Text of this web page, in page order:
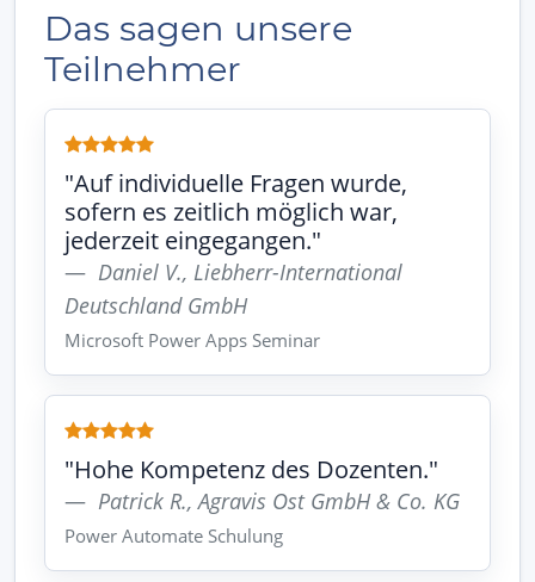
Das sagen unsere
Teilnehmer
"Auf individuelle Fragen wurde,
sofern es zeitlich möglich war,
jederzeit eingegangen."
Daniel V., Liebherr-International
Deutschland GmbH
Microsoft Power Apps Seminar
"Hohe Kompetenz des Dozenten."
Patrick R., Agravis Ost GmbH & Co. KG
Power Automate Schulung